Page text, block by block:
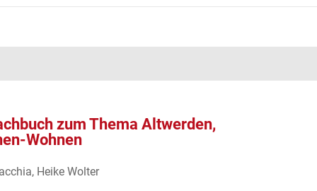
zum Thema Altwerden,
Wohnen
Heike Wolter